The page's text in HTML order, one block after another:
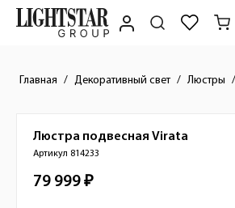
Главная Декоративный свет Люстры
Краткое описание товара
Люстра подвесная Virata
Артикул 814233
Стоимость товара
79 999 ₽